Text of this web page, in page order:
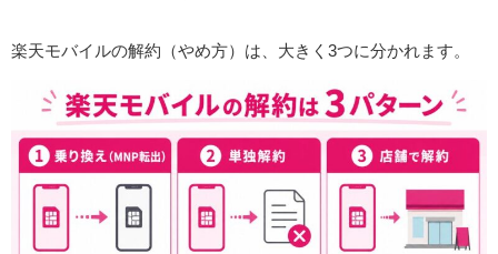
楽天モバイルの解約（やめ方）は、大きく3つに分かれます。